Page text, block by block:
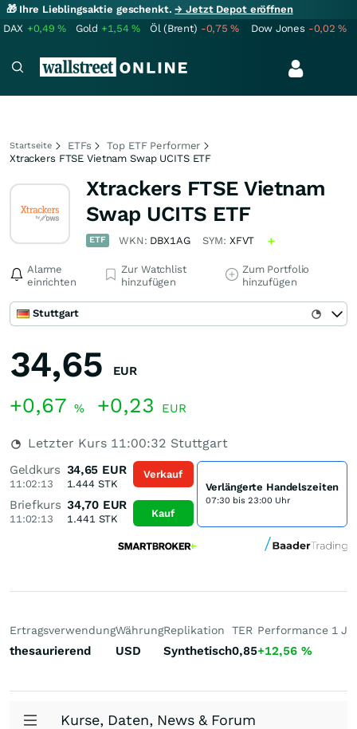
🎁 Ihre Lieblingsaktie geschenkt.→ Jetzt Depot eröffnen
DAX +0,49% Gold +1,54% Öl (Brent) -0,75% Dow Jones -0,02%
Startseite ETFs
Top ETF Performer
Xtrackers FTSE Vietnam Swap UCITS ETF
Xtrackers FTSE Vietnam
Swap UCITS ETF
ETF WKN: DBX1AG SYM: XFVT
Alarme
einrichten
Zur Watchlist
hinzufügen
Zum Portfolio
hinzufügen
Stuttgart
34,65 EUR
+0,67 % +0,23 EUR
Letzter Kurs 11:00:32 Stuttgart
Geldkurs
11:02:13
34,65 EUR
1.444STK
Briefkurs
11:02:13
34,70 EUR
1.441 STK
Verkauf
Kauf
Verlängerte Handelszeiten
07:30 bis 23:00 Uhr
Ertragsverwendung
thesaurierend
Währung
USD
Replikation
Synthetisch
TER
0,85
Performance 1 J
+12,56 %
Kurse, Daten, News & Forum